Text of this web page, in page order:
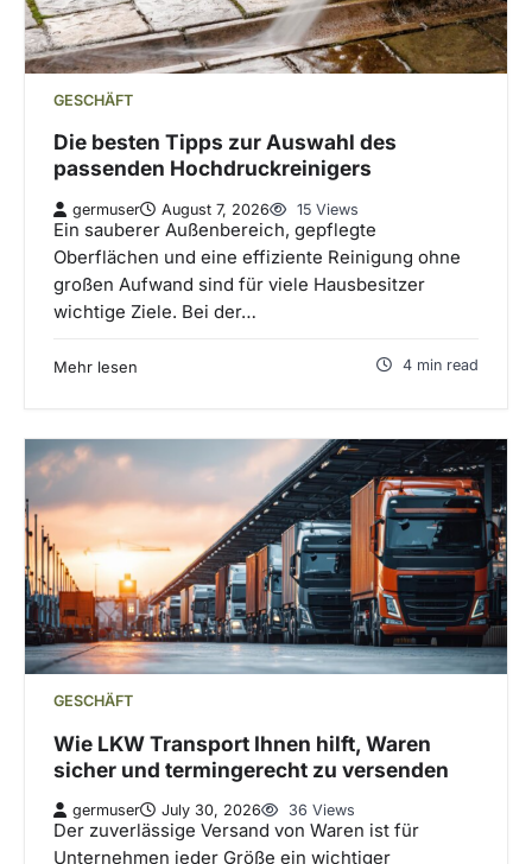
GESCHÄFT
Die besten Tipps zur Auswahl des
passenden Hochdruckreinigers
germuser August 7, 2026 15 Views
Ein sauberer Außenbereich, gepflegte
Oberflächen und eine effiziente Reinigung ohne
großen Aufwand sind für viele Hausbesitzer
wichtige Ziele. Bei der…
Mehr lesen 4 min read
GESCHÄFT
Wie LKW Transport Ihnen hilft, Waren
sicher und termingerecht zu versenden
germuser July 30, 2026 36 Views
Der zuverlässige Versand von Waren ist für
Unternehmen jeder Größe ein wichtiger